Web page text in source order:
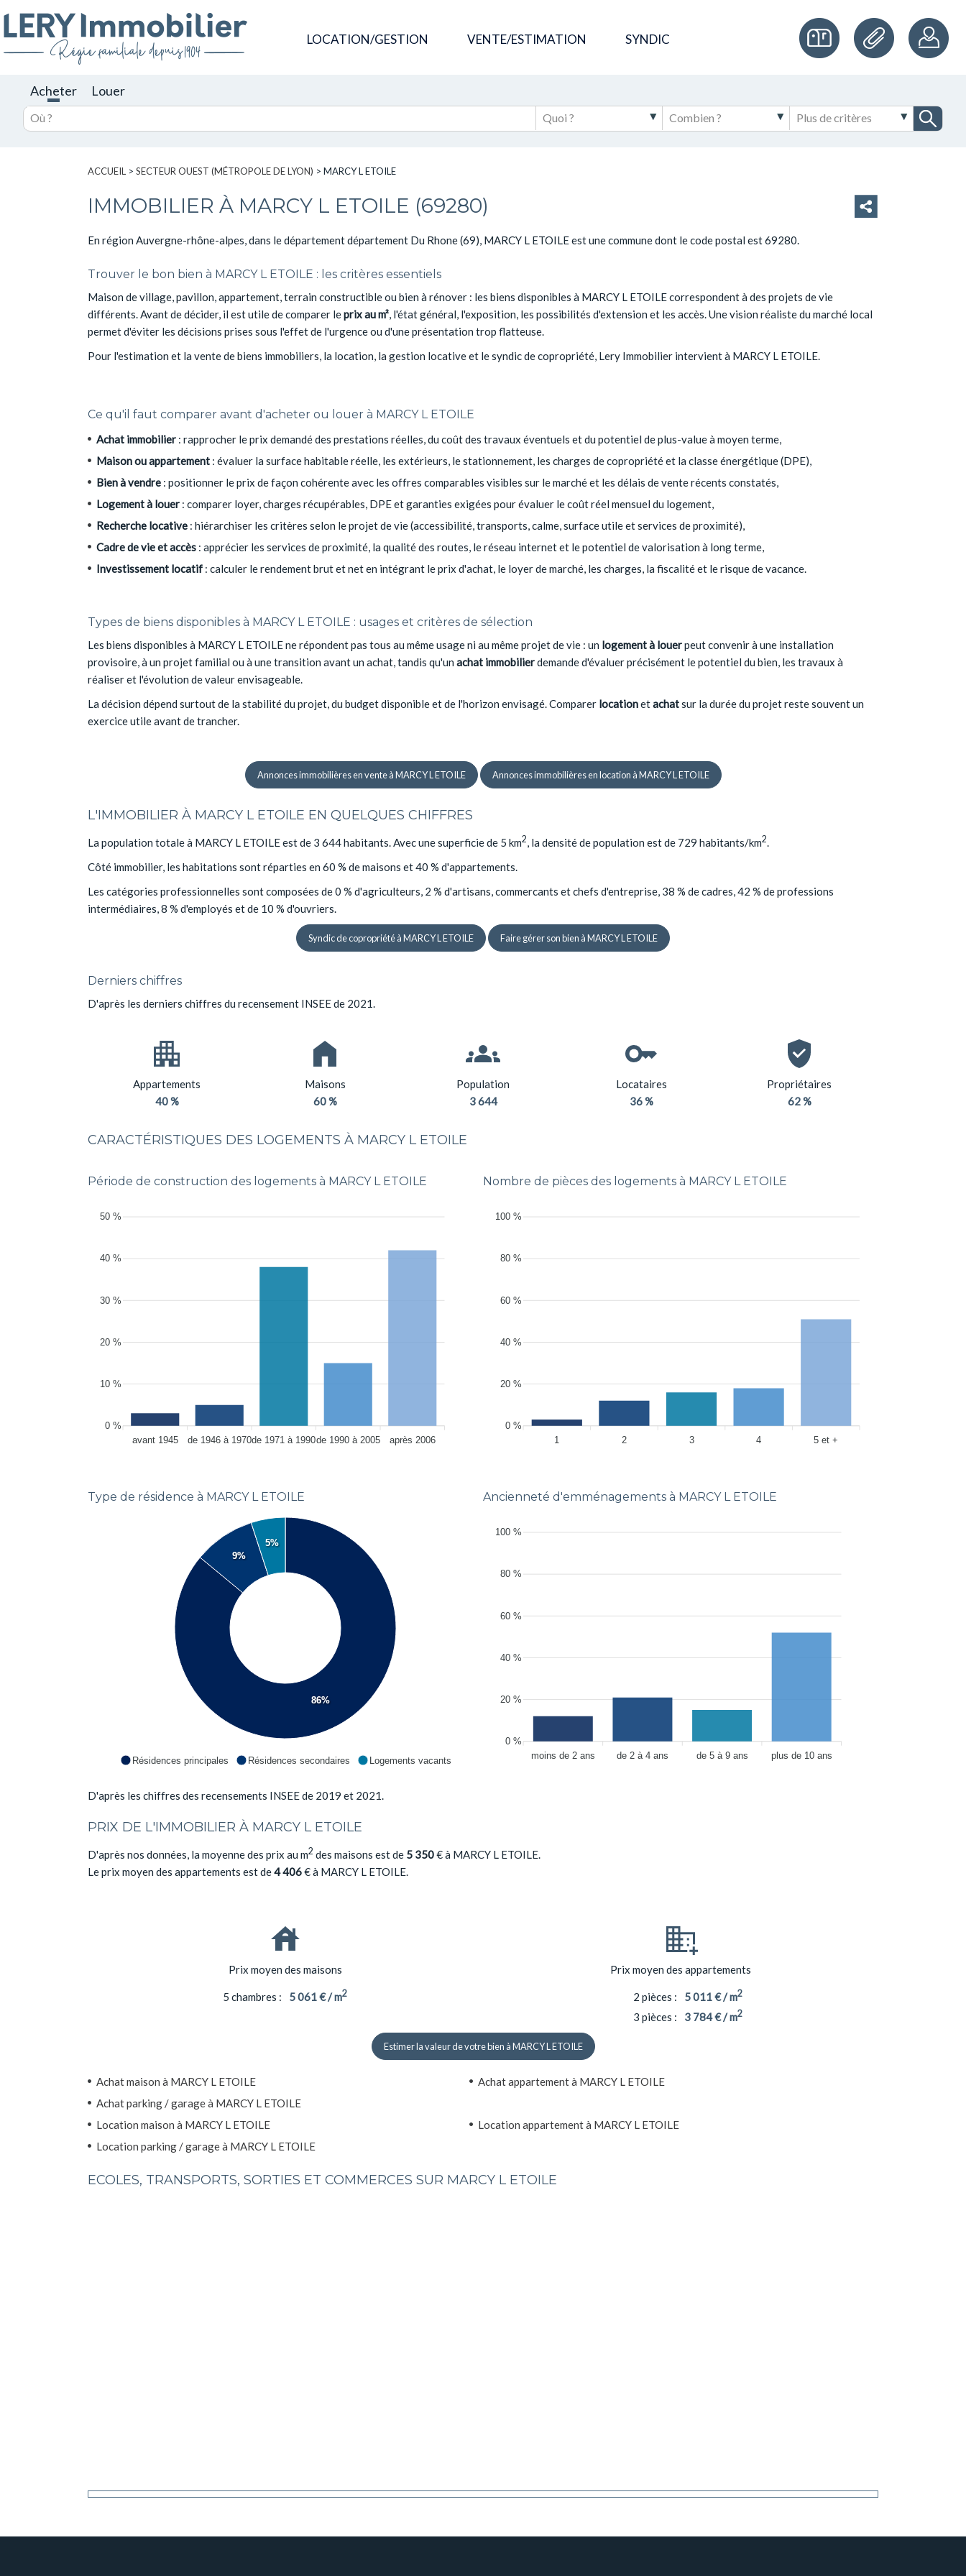
LOCATION/GESTION VENTE/ESTIMATION SYNDIC
Acheter Louer
ACCUEIL > SECTEUR OUEST (MÉTROPOLE DE LYON) > MARCY L ETOILE
IMMOBILIER À MARCY L ETOILE (69280)
En région Auvergne-rhône-alpes, dans le département département Du Rhone (69), MARCY L ETOILE est une commune dont le code postal est 69280.
Trouver le bon bien à MARCY L ETOILE : les critères essentiels
Maison de village, pavillon, appartement, terrain constructible ou bien à rénover : les biens disponibles à MARCY L ETOILE correspondent à des projets de vie
différents. Avant de décider, il est utile de comparer leprix au m², l'état général, l'exposition, les possibilités d'extension et les accès. Une vision réaliste du marché local
permet d'éviter les décisions prises sous l'effet de l'urgence ou d'une présentation trop flatteuse.
Pour l'estimation et la vente de biens immobiliers, la location, la gestion locative et le syndic de copropriété, Lery Immobilier intervient à MARCY L ETOILE.
Ce qu'il faut comparer avant d'acheter ou louer à MARCY L ETOILE
Achat immobilier : rapprocher le prix demandé des prestations réelles, du coût des travaux éventuels et du potentiel de plus-value à moyen terme,
Maison ou appartement : évaluer la surface habitable réelle, les extérieurs, le stationnement, les charges de copropriété et la classe énergétique (DPE),
Bien à vendre : positionner le prix de façon cohérente avec les offres comparables visibles sur le marché et les délais de vente récents constatés,
Logement à louer : comparer loyer, charges récupérables, DPE et garanties exigées pour évaluer le coût réel mensuel du logement,
Recherche locative : hiérarchiser les critères selon le projet de vie (accessibilité, transports, calme, surface utile et services de proximité),
Cadre de vie et accès : apprécier les services de proximité, la qualité des routes, le réseau internet et le potentiel de valorisation à long terme,
Investissement locatif : calculer le rendement brut et net en intégrant le prix d'achat, le loyer de marché, les charges, la fiscalité et le risque de vacance.
Types de biens disponibles à MARCY L ETOILE : usages et critères de sélection
Les biens disponibles à MARCY L ETOILE ne répondent pas tous au même usage ni au même projet de vie : un logement à louerpeut convenir à une installation
provisoire, à un projet familial ou à une transition avant un achat, tandis qu'un achat immobilierdemande d'évaluer précisément le potentiel du bien, les travaux à
réaliser et l'évolution de valeur envisageable.
La décision dépend surtout de la stabilité du projet, du budget disponible et de l'horizon envisagé. Comparer locationetachatsur la durée du projet reste souvent un
exercice utile avant de trancher.
Annonces immobilières en vente à MARCY L ETOILE Annonces immobilières en location à MARCY L ETOILE
L'IMMOBILIER À MARCY L ETOILE EN QUELQUES CHIFFRES
La population totale à MARCY L ETOILE est de 3 644 habitants. Avec une superficie de 5 km2, la densité de population est de 729 habitants/km2.
Côté immobilier, les habitations sont réparties en 60 % de maisons et 40 % d'appartements.
Les catégories professionnelles sont composées de 0 % d'agriculteurs, 2 % d'artisans, commercants et chefs d'entreprise, 38 % de cadres, 42 % de professions
intermédiaires, 8 % d'employés et de 10 % d'ouvriers.
Syndic de copropriété à MARCY L ETOILE Faire gérer son bien à MARCY L ETOILE
Derniers chiffres
D'après les derniers chiffres du recensement INSEE de 2021.
Appartements
40 %
Maisons
60 %
Population
3 644
Locataires
36 %
Propriétaires
62 %
CARACTÉRISTIQUES DES LOGEMENTS À MARCY L ETOILE
Période de construction des logements à MARCY L ETOILE
50 %
40 %
30 %
20 %
10 %
0 %
avant 1945
de 1946 à 1970de 1971 à 1990de 1990 à 2005 après 2006
Nombre de pièces des logements à MARCY L ETOILE
100 %
80 %
60 %
40 %
20 %
0 %
1
2 3 4 5 et +
Type de résidence à MARCY L ETOILE
86%
9%
5%
Résidences principales Résidences secondaires Logements vacants
Ancienneté d'emménagements à MARCY L ETOILE
100 %
80 %
60 %
40 %
20 %
0 %
moins de 2 ans
de 2 à 4 ans de 5 à 9 ans plus de 10 ans
D'après les chiffres des recensements INSEE de 2019 et 2021.
PRIX DE L'IMMOBILIER À MARCY L ETOILE
D'après nos données, la moyenne des prix au m2 des maisons est de 5 350€ à MARCY L ETOILE.
Le prix moyen des appartements est de4 406€ à MARCY L ETOILE.
Prix moyen des maisons
5 chambres : 5 061 € / m2
Prix moyen des appartements
2 pièces : 5 011 € / m2
3 pièces : 3 784 € / m2
Estimer la valeur de votre bien à MARCY L ETOILE
Achat maison à MARCY L ETOILE
Achat appartement à MARCY L ETOILE
Achat parking / garage à MARCY L ETOILE
Location maison à MARCY L ETOILE
Location appartement à MARCY L ETOILE
Location parking / garage à MARCY L ETOILE
ECOLES, TRANSPORTS, SORTIES ET COMMERCES SUR MARCY L ETOILE